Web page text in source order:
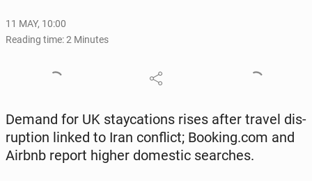
11 MAY, 10:00
Reading time: 2 Minutes
Demand for UK stay­ca­tions rises after travel dis­
rup­tion linked to Iran con­flict; Booking.com and
Airbnb report higher do­mes­tic search­es.